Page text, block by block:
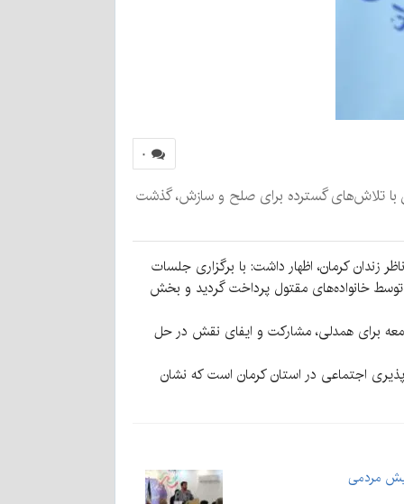
۰
با تلاش‌های گسترده برای صلح و سازش، گذشت
کرمان، اظهار داشت: با برگزاری جلسات
توسط خانواده‌های مقتول پرداخت گردید و بخش
نشان‌دهنده ظرفیت بالای جامعه برای همدلی، مشارکت و ایفای نقش در حل
سربازان ۰۵ کرمان، نمونه‌ای روشن از مسئولیت‌پذیری اجتماعی در استان کرمان است که نشان